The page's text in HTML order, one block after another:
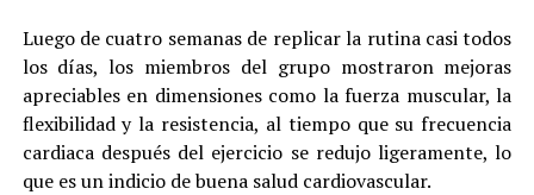
Luego de cuatro semanas de replicar la rutina casi todos
los días, los miembros del grupo mostraron mejoras
apreciables en dimensiones como la fuerza muscular, la
flexibilidad y la resistencia, al tiempo que su frecuencia
cardiaca después del ejercicio se redujo ligeramente, lo
que es un indicio de buena salud cardiovascular.